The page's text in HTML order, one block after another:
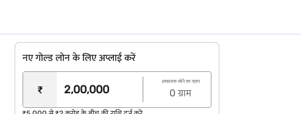
क्या सॉवरेन गोल्ड बॉन्ड टैक्स-फ्री हैं?
सॉवरेन गोल्ड बॉन्ड (SGB) महत्वपूर्ण टैक्स लाभ प्रदान करते हैं, लेकिन वे पूरी तरह से टैक्स-फ्री
हालांकि SGBs पर अर्जित ब्याज निवेशक के इनकम टैक्स स्लैब के अनुसार टैक्स योग्य है, लेकिन
सेकेंडरी मार्केट में बेचा जाता है, तो टैक्सेशन के नियम लागू होते हैं. शॉर्ट-टर्म कैपिटल गेन (अगर
साथ 20% टैक्स आकर्षित करते हैं.
नए गोल्ड लोन के लिए अप्लाई करें
₹
आवश्यक सोने का वज़न
0 ग्राम